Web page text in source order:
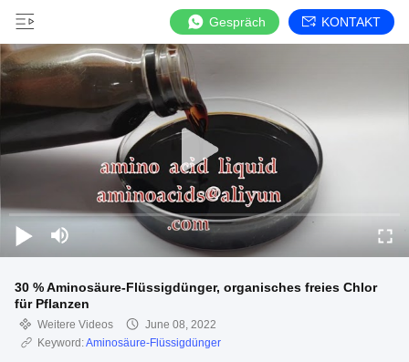
Gespräch KONTAKT
30 % Aminosäure-Flüssigdünger, organisches freies Chlor
für Pflanzen
Weitere Videos
June 08, 2022
Keyword:Aminosäure-Flüssigdünger